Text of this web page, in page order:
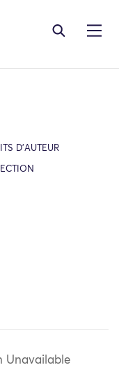
D’AUTEUR
Unavailable